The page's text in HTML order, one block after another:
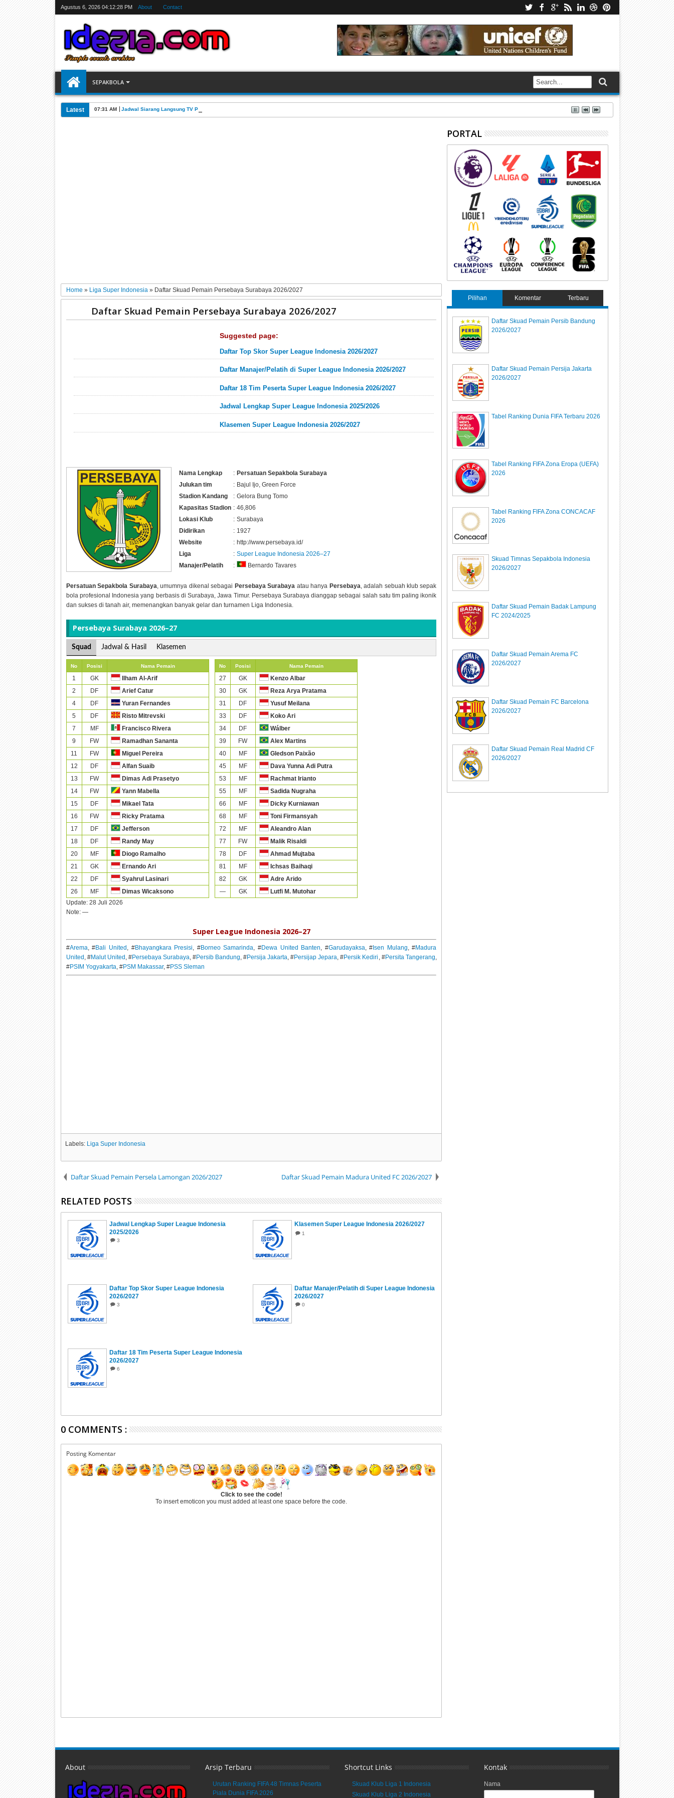
Agustus 6, 2026 04:12:29 PM About Contact
SEPAKBOLA
Latest 07:31 AM Jadwal Siarang Langsung TV Piala Dunia FIFA 2026
Home » Liga Super Indonesia » Daftar Skuad Pemain Persebaya Surabaya 2026/2027
Daftar Skuad Pemain Persebaya Surabaya 2026/2027
Suggested page:
Daftar Top Skor Super League Indonesia 2026/2027
Daftar Manajer/Pelatih di Super League Indonesia 2026/2027
Daftar 18 Tim Peserta Super League Indonesia 2026/2027
Jadwal Lengkap Super League Indonesia 2025/2026
Klasemen Super League Indonesia 2026/2027
Nama Lengkap : Persatuan Sepakbola Surabaya
Julukan tim
: Bajul Ijo, Green Force
Stadion Kandang
: Gelora Bung Tomo
Kapasitas Stadion : 46,806
Lokasi Klub
: Surabaya
Didirikan
: 1927
Website
: http://www.persebaya.id/
Liga
: Super League Indonesia 2026–27
Manajer/Pelatih
: Bernardo Tavares
Persatuan Sepakbola Surabaya , umumnya dikenal sebagai Persebaya Surabaya atau hanya Persebaya , adalah sebuah klub sepak
bola profesional Indonesia yang berbasis di Surabaya, Jawa Timur. Persebaya Surabaya dianggap sebagai salah satu tim paling ikonik
dan sukses di tanah air, memenangkan banyak gelar dan turnamen Liga Indonesia.
Persebaya Surabaya 2026–27
Squad Jadwal & Hasil Klasemen
No Posisi Nama Pemain
1 GK
Ilham Al-Arif
2
DF
Arief Catur
4
DF
Yuran Fernandes
5
DF
Risto Mitrevski
7
MF
Francisco Rivera
9
FW
Ramadhan Sananta
11
FW
Miguel Pereira
12
DF
Alfan Suaib
13
FW
Dimas Adi Prasetyo
14
FW
Yann Mabella
15
DF
Mikael Tata
16
FW
Ricky Pratama
17
DF
Jefferson
18
DF
Randy May
20
MF
Diogo Ramalho
21
GK
Ernando Ari
22
DF
Syahrul Lasinari
26
MF Dimas Wicaksono
No Posisi Nama Pemain
27 GK
Kenzo Albar
30
GK
Reza Arya Pratama
31
DF
Yusuf Meilana
33
DF
Koko Ari
34
DF
Wálber
39
FW
Alex Martins
40
MF
Gledson Paixão
45
MF
Dava Yunna Adi Putra
53
MF
Rachmat Irianto
55
MF
Sadida Nugraha
66
MF
Dicky Kurniawan
68
MF
Toni Firmansyah
72
MF
Aleandro Alan
77
FW
Malik Risaldi
78
DF
Ahmad Mujtaba
81
MF
Ichsas Baihaqi
82
GK
Adre Arido
—
GK
Lutfi M. Mutohar
Update: 28 Juli 2026
Note:—
Super League Indonesia 2026–27
#Arema, #Bali United , #Bhayangkara Presisi, #Borneo Samarinda, #Dewa United Banten, #Garudayaksa, # Isen Mulang, #Madura
United , #Malut United , #Persebaya Surabaya, #Persib Bandung, #Persija Jakarta, #Persijap Jepara, #Persik Kediri , #Persita Tangerang,
#PSIM Yogyakarta, #PSM Makassar, #PSS Sleman
Labels: Liga Super Indonesia
Daftar Skuad Pemain Persela Lamongan 2026/2027 Daftar Skuad Pemain Madura United FC 2026/2027
RELATED POSTS
Jadwal Lengkap Super League Indonesia
2025/2026
3
Klasemen Super League Indonesia 2026/2027
1
Daftar Top Skor Super League Indonesia
2026/2027
3
Daftar Manajer/Pelatih di Super League Indonesia
2026/2027
0
Daftar 18 Tim Peserta Super League Indonesia
2026/2027
6
0 COMMENTS :
Posting Komentar
Click to see the code!
To insert emoticon you must added at least one space before the code.
PORTAL
Pilihan Komentar Terbaru
Daftar Skuad Pemain Persib Bandung
2026/2027
Daftar Skuad Pemain Persija Jakarta
2026/2027
Tabel Ranking Dunia FIFA Terbaru 2026
Tabel Ranking FIFA Zona Eropa (UEFA)
2026
Tabel Ranking FIFA Zona CONCACAF
2026
Skuad Timnas Sepakbola Indonesia
2026/2027
Daftar Skuad Pemain Badak Lampung
FC 2024/2025
Daftar Skuad Pemain Arema FC
2026/2027
Daftar Skuad Pemain FC Barcelona
2026/2027
Daftar Skuad Pemain Real Madrid CF
2026/2027
About Arsip Terbaru
Urutan Ranking FIFA 48 Timnas Peserta
Piala Dunia FIFA 2026
Shortcut Links
Skuad Klub Liga 1 Indonesia
Skuad Klub Liga 2 Indonesia
Kontak
Nama